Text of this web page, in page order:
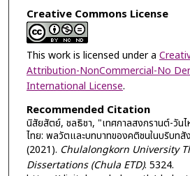
Creative Commons License
This work is licensed under a
Attribution-NonCommercial-No
International License.
Recommended Citation
นิสัยสัตย์, ชลธิชา, "เทศกาลสงกรานต์-วันไ
ไทย: พลวัตและบทบาทของคติชนในบริบทสั
(2021). Chulalongkorn University
Dissertations (Chula ETD). 5324.